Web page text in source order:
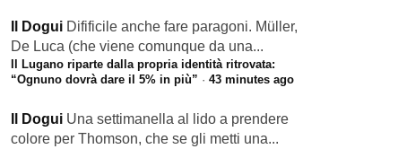
Il Dogui Difificile anche fare paragoni. Müller,
De Luca (che viene comunque da una...
Il Lugano riparte dalla propria identità ritrovata:
“Ognuno dovrà dare il 5% in più” · 43 minutes ago
Il Dogui Una settimanella al lido a prendere
colore per Thomson, che se gli metti una...